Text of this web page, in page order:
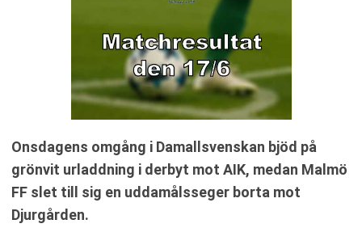
Onsdagens omgång i Damallsvenskan bjöd på
grönvit urladdning i derbyt mot AIK, medan Malmö
FF slet till sig en uddamålsseger borta mot
Djurgården.